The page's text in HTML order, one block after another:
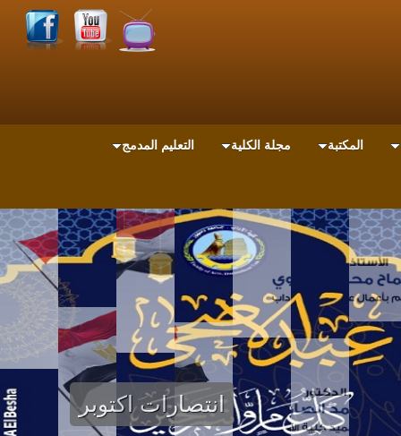
المكتبة مجلة الكلية التعليم المدمج
انتصارات اكتوبر